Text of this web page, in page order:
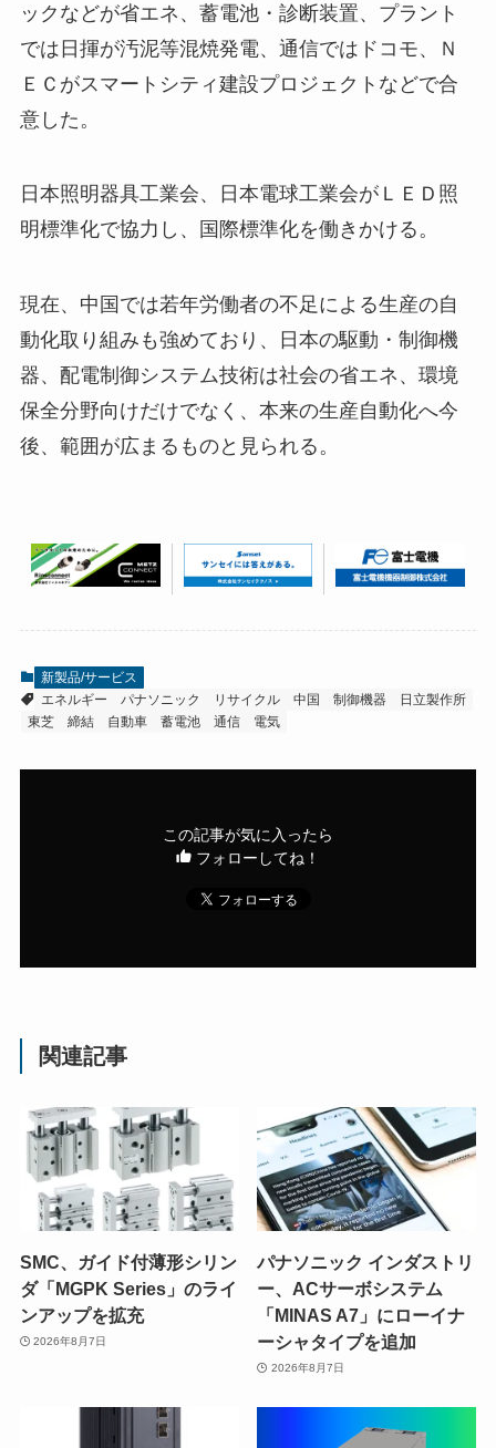
ックなどが省エネ、蓄電池・診断装置、プラント
では日揮が汚泥等混焼発電、通信ではドコモ、Ｎ
ＥＣがスマートシティ建設プロジェクトなどで合
意した。
日本照明器具工業会、日本電球工業会がＬＥＤ照
明標準化で協力し、国際標準化を働きかける。
現在、中国では若年労働者の不足による生産の自
動化取り組みも強めており、日本の駆動・制御機
器、配電制御システム技術は社会の省エネ、環境
保全分野向けだけでなく、本来の生産自動化へ今
後、範囲が広まるものと見られる。
新製品/サービス
エネルギー
パナソニック リサイクル 中国 制御機器
日立製作所
東芝
締結 自動車 蓄電池 通信 電気
この記事が気に入ったら
フォローしてね！
関連記事
SMC、ガイド付薄形シリン
ダ「MGPK Series」のライ
ンアップを拡充
2026年8月7日
パナソニック インダストリ
ー、ACサーボシステム
「MINAS A7」にローイナ
ーシャタイプを追加
2026年8月7日